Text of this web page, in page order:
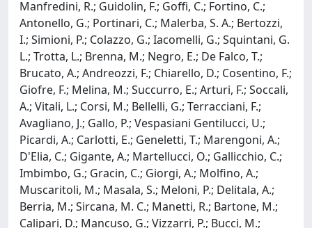
Manfredini, R.; Guidolin, F.; Goffi, C.; Fortino, C.;
Antonello, G.; Portinari, C.; Malerba, S. A.; Bertozzi,
I.; Simioni, P.; Colazzo, G.; Iacomelli, G.; Squintani, G.
L.; Trotta, L.; Brenna, M.; Negro, E.; De Falco, T.;
Brucato, A.; Andreozzi, F.; Chiarello, D.; Cosentino, F.;
Giofre, F.; Melina, M.; Succurro, E.; Arturi, F.; Soccali,
A.; Vitali, L.; Corsi, M.; Bellelli, G.; Terracciani, F.;
Avagliano, J.; Gallo, P.; Vespasiani Gentilucci, U.;
Picardi, A.; Carlotti, E.; Geneletti, T.; Marengoni, A.;
D'Elia, C.; Gigante, A.; Martellucci, O.; Gallicchio, C.;
Imbimbo, G.; Gracin, C.; Giorgi, A.; Molfino, A.;
Muscaritoli, M.; Masala, S.; Meloni, P.; Delitala, A.;
Berria, M.; Sircana, M. C.; Manetti, R.; Bartone, M.;
Calipari, D.; Mancuso, G.; Vizzarri, P.; Bucci, M.;